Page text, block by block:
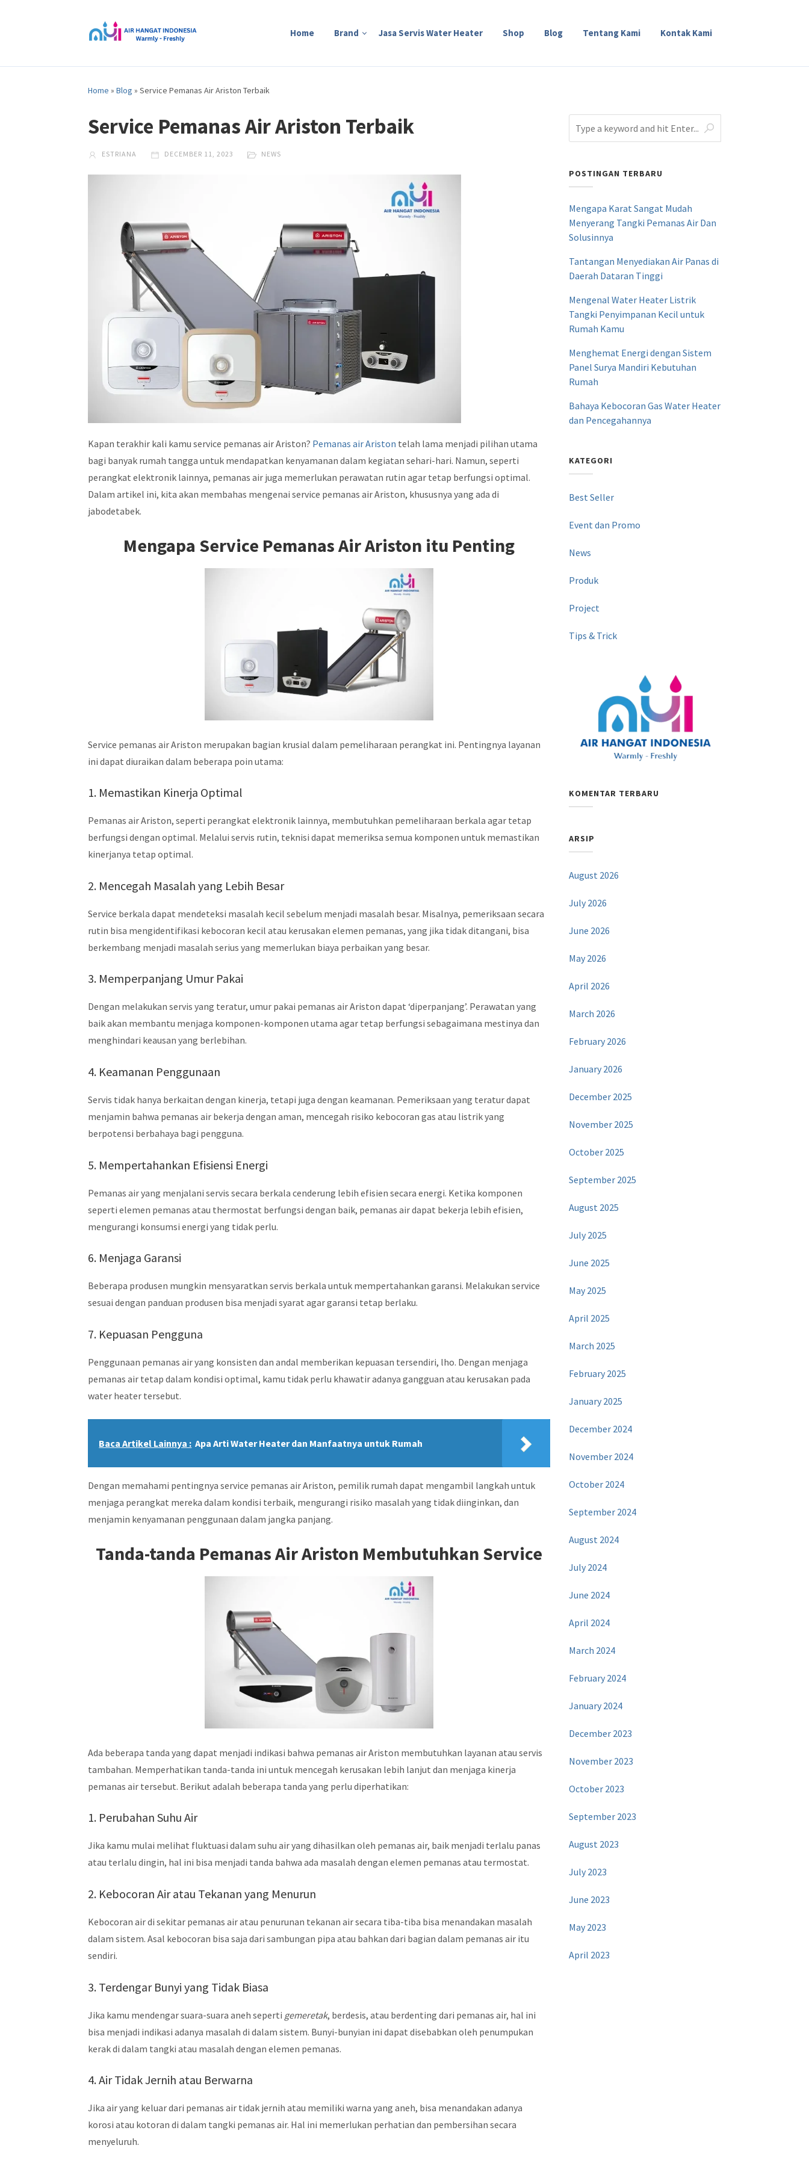
Home Brand Jasa Servis Water Heater Shop Blog Tentang Kami Kontak Kami
Home »Blog »Service Pemanas Air Ariston Terbaik
Service Pemanas Air Ariston Terbaik
ESTRIANA DECEMBER 11, 2023 NEWS
Kapan terakhir kali kamu service pemanas air Ariston? Pemanas air Ariston telah lama menjadi pilihan utama
bagi banyak rumah tangga untuk mendapatkan kenyamanan dalam kegiatan sehari-hari. Namun, seperti
perangkat elektronik lainnya, pemanas air juga memerlukan perawatan rutin agar tetap berfungsi optimal.
Dalam artikel ini, kita akan membahas mengenai service pemanas air Ariston, khususnya yang ada di
jabodetabek.
Mengapa Service Pemanas Air Ariston itu Penting
Service pemanas air Ariston merupakan bagian krusial dalam pemeliharaan perangkat ini. Pentingnya layanan
ini dapat diuraikan dalam beberapa poin utama:
1. Memastikan Kinerja Optimal
Pemanas air Ariston, seperti perangkat elektronik lainnya, membutuhkan pemeliharaan berkala agar tetap
berfungsi dengan optimal. Melalui servis rutin, teknisi dapat memeriksa semua komponen untuk memastikan
kinerjanya tetap optimal.
2. Mencegah Masalah yang Lebih Besar
Service berkala dapat mendeteksi masalah kecil sebelum menjadi masalah besar. Misalnya, pemeriksaan secara
rutin bisa mengidentifikasi kebocoran kecil atau kerusakan elemen pemanas, yang jika tidak ditangani, bisa
berkembang menjadi masalah serius yang memerlukan biaya perbaikan yang besar.
3. Memperpanjang Umur Pakai
Dengan melakukan servis yang teratur, umur pakai pemanas air Ariston dapat ‘diperpanjang’. Perawatan yang
baik akan membantu menjaga komponen-komponen utama agar tetap berfungsi sebagaimana mestinya dan
menghindari keausan yang berlebihan.
4. Keamanan Penggunaan
Servis tidak hanya berkaitan dengan kinerja, tetapi juga dengan keamanan. Pemeriksaan yang teratur dapat
menjamin bahwa pemanas air bekerja dengan aman, mencegah risiko kebocoran gas atau listrik yang
berpotensi berbahaya bagi pengguna.
5. Mempertahankan Efisiensi Energi
Pemanas air yang menjalani servis secara berkala cenderung lebih efisien secara energi. Ketika komponen
seperti elemen pemanas atau thermostat berfungsi dengan baik, pemanas air dapat bekerja lebih efisien,
mengurangi konsumsi energi yang tidak perlu.
6. Menjaga Garansi
Beberapa produsen mungkin mensyaratkan servis berkala untuk mempertahankan garansi. Melakukan service
sesuai dengan panduan produsen bisa menjadi syarat agar garansi tetap berlaku.
7. Kepuasan Pengguna
Penggunaan pemanas air yang konsisten dan andal memberikan kepuasan tersendiri, lho. Dengan menjaga
pemanas air tetap dalam kondisi optimal, kamu tidak perlu khawatir adanya gangguan atau kerusakan pada
water heater tersebut.
Baca Artikel Lainnya : Apa Arti Water Heater dan Manfaatnya untuk Rumah
Dengan memahami pentingnya service pemanas air Ariston, pemilik rumah dapat mengambil langkah untuk
menjaga perangkat mereka dalam kondisi terbaik, mengurangi risiko masalah yang tidak diinginkan, dan
menjamin kenyamanan penggunaan dalam jangka panjang.
Tanda-tanda Pemanas Air Ariston Membutuhkan Service
Ada beberapa tanda yang dapat menjadi indikasi bahwa pemanas air Ariston membutuhkan layanan atau servis
tambahan. Memperhatikan tanda-tanda ini untuk mencegah kerusakan lebih lanjut dan menjaga kinerja
pemanas air tersebut. Berikut adalah beberapa tanda yang perlu diperhatikan:
1. Perubahan Suhu Air
Jika kamu mulai melihat fluktuasi dalam suhu air yang dihasilkan oleh pemanas air, baik menjadi terlalu panas
atau terlalu dingin, hal ini bisa menjadi tanda bahwa ada masalah dengan elemen pemanas atau termostat.
2. Kebocoran Air atau Tekanan yang Menurun
Kebocoran air di sekitar pemanas air atau penurunan tekanan air secara tiba-tiba bisa menandakan masalah
dalam sistem. Asal kebocoran bisa saja dari sambungan pipa atau bahkan dari bagian dalam pemanas air itu
sendiri.
3. Terdengar Bunyi yang Tidak Biasa
Jika kamu mendengar suara-suara aneh seperti gemeretak, berdesis, atau berdenting dari pemanas air, hal ini
bisa menjadi indikasi adanya masalah di dalam sistem. Bunyi-bunyian ini dapat disebabkan oleh penumpukan
kerak di dalam tangki atau masalah dengan elemen pemanas.
4. Air Tidak Jernih atau Berwarna
Jika air yang keluar dari pemanas air tidak jernih atau memiliki warna yang aneh, bisa menandakan adanya
korosi atau kotoran di dalam tangki pemanas air. Hal ini memerlukan perhatian dan pembersihan secara
menyeluruh.
POSTINGAN TERBARU
Mengapa Karat Sangat Mudah
Menyerang Tangki Pemanas Air Dan
Solusinnya
Tantangan Menyediakan Air Panas di
Daerah Dataran Tinggi
Mengenal Water Heater Listrik
Tangki Penyimpanan Kecil untuk
Rumah Kamu
Menghemat Energi dengan Sistem
Panel Surya Mandiri Kebutuhan
Rumah
Bahaya Kebocoran Gas Water Heater
dan Pencegahannya
KATEGORI
Best Seller
Event dan Promo
News
Produk
Project
Tips & Trick
KOMENTAR TERBARU
ARSIP
August 2026
July 2026
June 2026
May 2026
April 2026
March 2026
February 2026
January 2026
December 2025
November 2025
October 2025
September 2025
August 2025
July 2025
June 2025
May 2025
April 2025
March 2025
February 2025
January 2025
December 2024
November 2024
October 2024
September 2024
August 2024
July 2024
June 2024
April 2024
March 2024
February 2024
January 2024
December 2023
November 2023
October 2023
September 2023
August 2023
July 2023
June 2023
May 2023
April 2023